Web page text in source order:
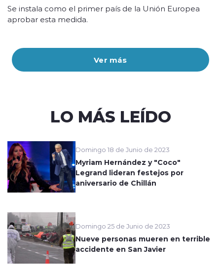
Ver más
Se instala como el primer país de la Unión Europea
aprobar esta medida.
LO MÁS LEÍDO
Domingo 18 de Junio de 2023
Myriam Hernández y "Coco"
Legrand lideran festejos por
aniversario de Chillán
Domingo 25 de Junio de 2023
Nueve personas mueren en terrible
accidente en San Javier